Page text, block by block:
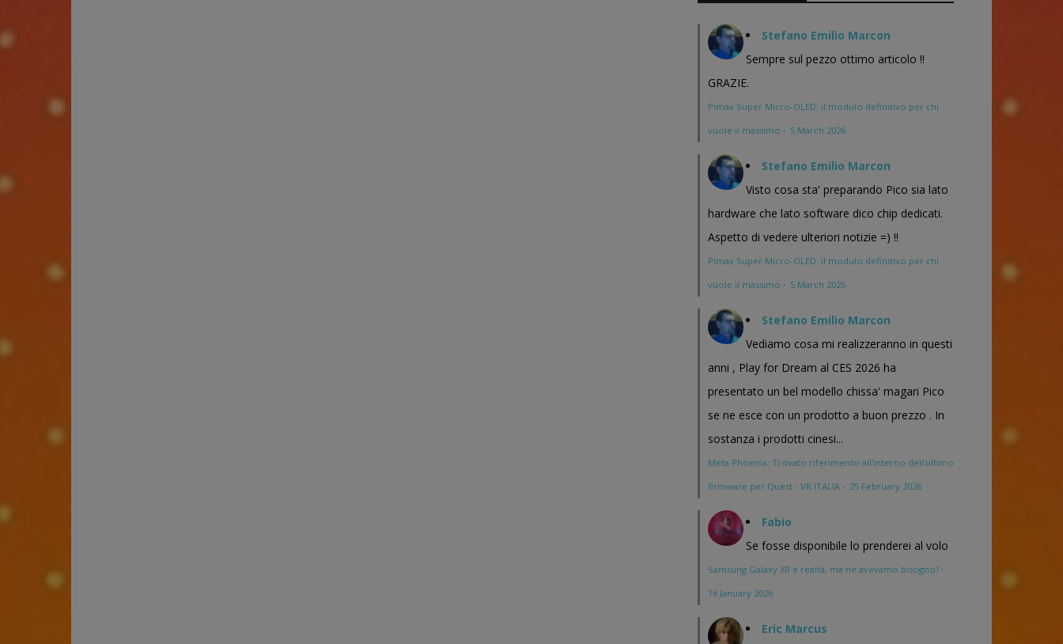
Stefano Emilio Marcon
Sempre sul pezzo ottimo articolo !!
GRAZIE.
Pimax Super Micro-OLED: il modulo definitivo per chi
vuole il massimo · 5 March 2026
Stefano Emilio Marcon
Visto cosa sta' preparando Pico sia lato
hardware che lato software dico chip dedicati.
Aspetto di vedere ulteriori notizie =) !!
Pimax Super Micro-OLED: il modulo definitivo per chi
vuole il massimo · 5 March 2026
Stefano Emilio Marcon
Vediamo cosa mi realizzeranno in questi
anni , Play for Dream al CES 2026 ha
presentato un bel modello chissa' magari Pico
se ne esce con un prodotto a buon prezzo . In
sostanza i prodotti cinesi...
Meta Phoenix: Trovato riferimento all'interno dell'ultimo
firmware per Quest - VR ITALIA · 25 February 2026
Fabio
Se fosse disponibile lo prenderei al volo
Samsung Galaxy XR è realtà, ma ne avevamo bisogno? ·
16 January 2026
Eric Marcus